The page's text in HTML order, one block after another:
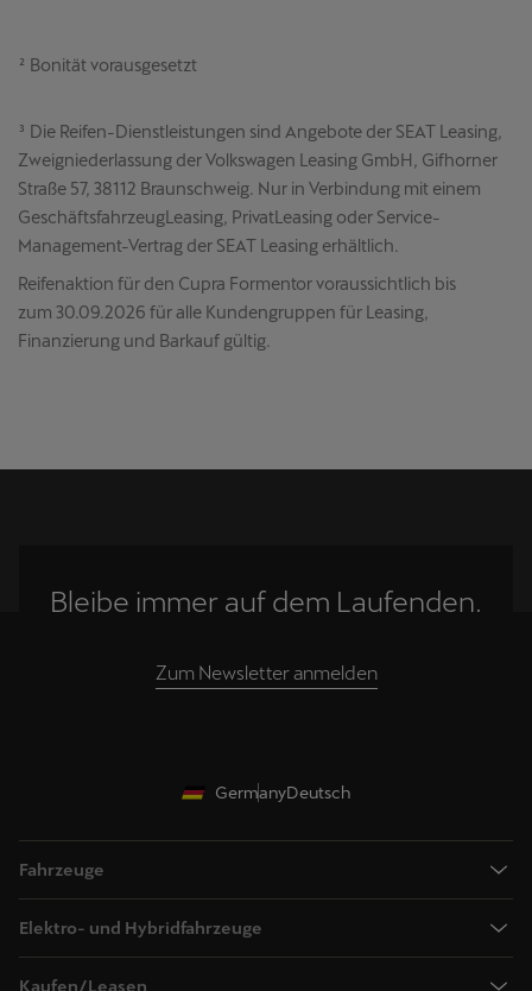
² Bonität vorausgesetzt
³ Die Reifen-Dienstleistungen sind Angebote der SEAT Leasing,
Zweigniederlassung der Volkswagen Leasing GmbH, Gifhorner
Straße 57, 38112 Braunschweig. Nur in Verbindung mit einem
GeschäftsfahrzeugLeasing, PrivatLeasing oder Service-
Management-Vertrag der SEAT Leasing erhältlich.
Reifenaktion für den Cupra Formentor voraussichtlich bis
zum 30.09.2026 für alle Kundengruppen für Leasing,
Finanzierung und Barkauf gültig.
Bleibe immer auf dem Laufenden.
Zum Newsletter anmelden
GermanyDeutsch
Fahrzeuge
Neuer Born
Elektro- und Hybridfahrzeuge
Kaufen/Leasen